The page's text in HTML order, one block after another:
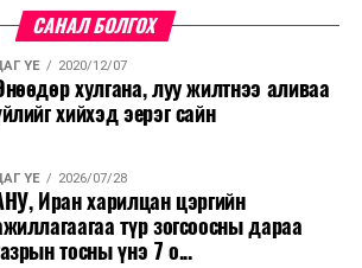
САНАЛ БОЛГОХ
ҮЕ 2020/12/07
хулгана, луу жилтнээ аливаа
хийхэд эерэг сайн
ҮЕ 2026/07/28
Иран харилцан цэргийн
түр зогсоосны дараа
тосны үнэ 7 о...